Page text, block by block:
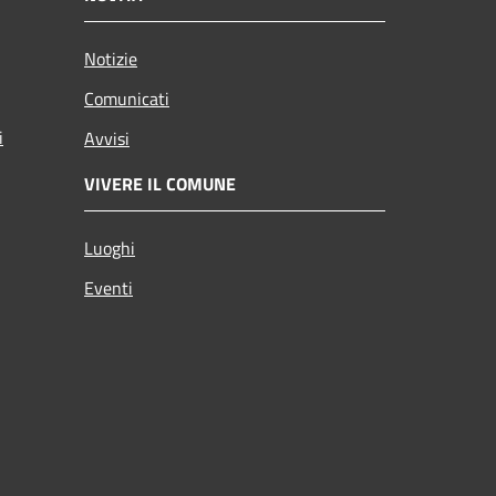
Notizie
Comunicati
Avvisi
VIVERE IL COMUNE
Luoghi
Eventi